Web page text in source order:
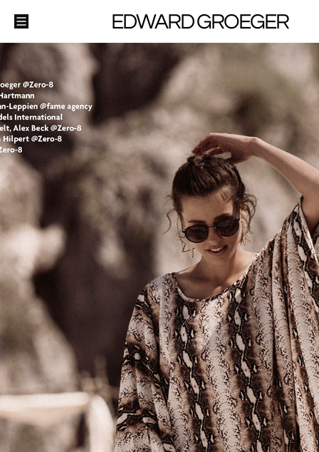
EDWARD GROEGER